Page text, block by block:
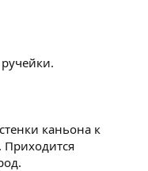
каньона к
Приходится